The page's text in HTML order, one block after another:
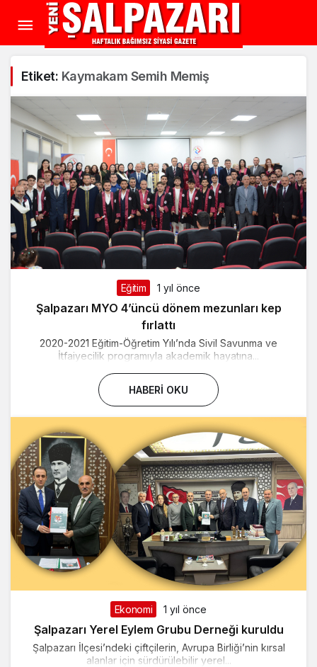
Etiket: Kaymakam Semih Memiş
Eğitim 1 yıl önce
Şalpazarı MYO 4’üncü dönem mezunları kep
fırlattı
2020-2021 Eğitim-Öğretim Yılı’nda Sivil Savunma ve
İtfaiyecilik programıyla akademik hayatına...
HABERI OKU
Ekonomi 1 yıl önce
Şalpazarı Yerel Eylem Grubu Derneği kuruldu
Şalpazarı İlçesi’ndeki çiftçilerin, Avrupa Birliği’nin kırsal
alanlar için sürdürülebilir yerel...